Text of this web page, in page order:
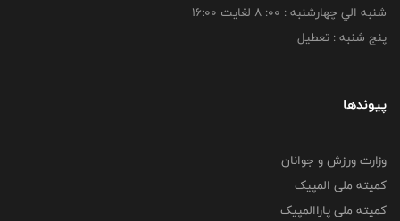
شنبه الي چهارشنبه : 00: 8 لغايت 16:00
پنج شنبه : تعطیل
پیوندها
وزارت ورزش و جوانان
کمیته ملی المپیک
کمیته ملی پاراالمپیک